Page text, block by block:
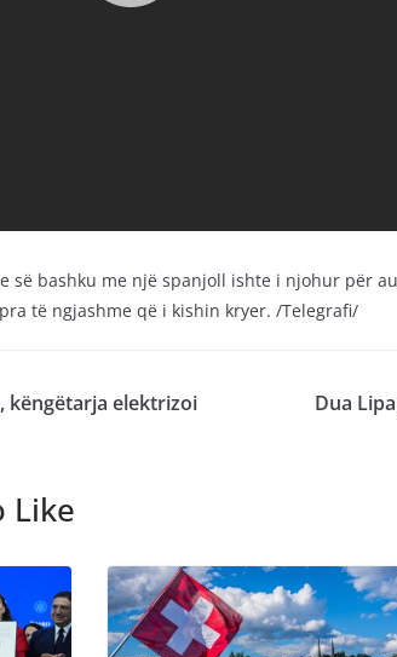
së bashku me një spanjoll ishte i njohur për
të ngjashme që i kishin kryer. /Telegrafi/
këngëtarja elektrizoi
Dua
Like